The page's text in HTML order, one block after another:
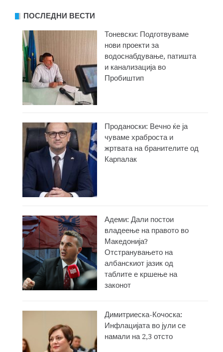
ПОСЛЕДНИ ВЕСТИ
Тоневски: Подготвуваме
нови проекти за
водоснабдување, патишта
и канализација во
Пробиштип
Проданоски: Вечно ќе ја
чуваме храброста и
жртвата на бранителите од
Карпалак
Адеми: Дали постои
владеење на правото во
Македонија?
Отстранувањето на
албанскиот јазик од
таблите е кршење на
законот
Димитриеска-Кочоска:
Инфлацијата во јули се
намали на 2,3 отсто